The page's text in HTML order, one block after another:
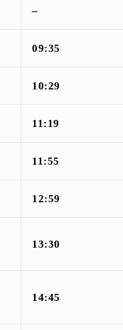
–
09:35
10:29
11:19
11:55
12:59
13:30
14:45